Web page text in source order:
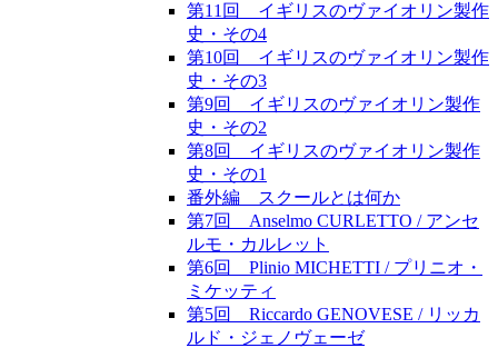
第11回 イギリスのヴァイオリン製作
史・その4
第10回 イギリスのヴァイオリン製作
史・その3
第9回 イギリスのヴァイオリン製作
史・その2
第8回 イギリスのヴァイオリン製作
史・その1
番外編 スクールとは何か
第7回 Anselmo CURLETTO / アンセ
ルモ・カルレット
第6回 Plinio MICHETTI / プリニオ・
ミケッティ
第5回 Riccardo GENOVESE / リッカ
ルド・ジェノヴェーゼ